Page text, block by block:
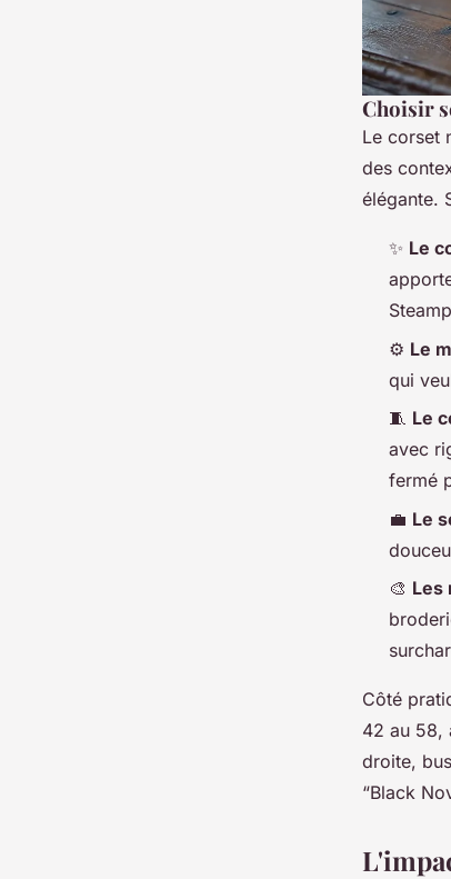
Choisir
Le corset
des
élégante.
✨ Le
⚙️ Le
qui
🧵 Le
avec
fermé
💼 Le
🎨 Les
Côté
42 au 58,
droite,
“Black